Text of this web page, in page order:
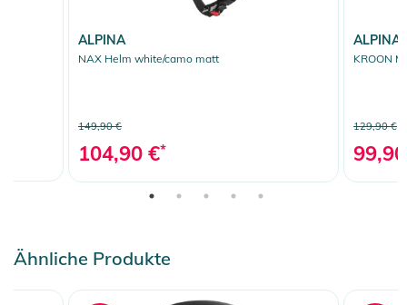
ALPINA
NAX Helm white/camo matt
149,90 €
104,90 €*
ALPINA
KROON
129,90 €
Ähnliche Produkte